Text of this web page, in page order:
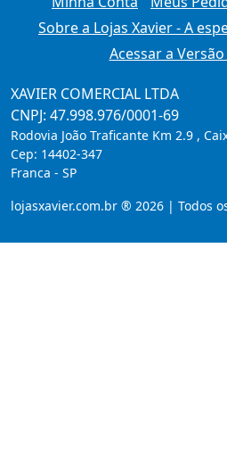
Sobre a Lojas Xavier - A
Acessar a Versão
XAVIER COMERCIAL LTDA
CNPJ: 47.998.976/0001-69
Rodovia João Traficante Km 2.9 ,
Cep: 14402-347
Franca - SP
lojasxavier.com.br ® 2026 | Todos